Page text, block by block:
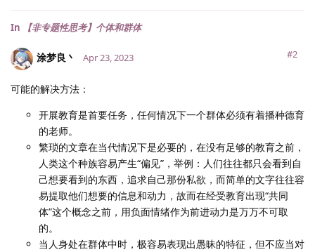
In 【非专题性思考】个体和群体
涂梦良丶 #2
Apr 23, 2023
可能的解决方法：
开展教育是首要任务，任何情况下一个群体必须有着播种德育
的老师。
繁琐的文章在当代情况下是必要的，在没有足够的教育之前，
人类这个种族容易产生“偏见”，举例：人们往往都只会看到自
己想要看到的东西，追求自己那份私欲，而简单的文字往往容
易提取他们想要的信息和动力，故而在经受教育出现“共同
体”这个概念之前，用负面情绪作为前进动力是万万不可取
的。
当人身处在群体中时，极容易表现出愚昧的特征，但不应当对